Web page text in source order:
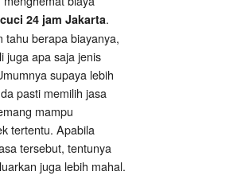
24 jam Jakarta.
tahu berapa biayanya,
juga apa saja jenis
supaya lebih
pasti memilih jasa
mampu
tertentu. Apabila
tersebut, tentunya
juga lebih mahal.